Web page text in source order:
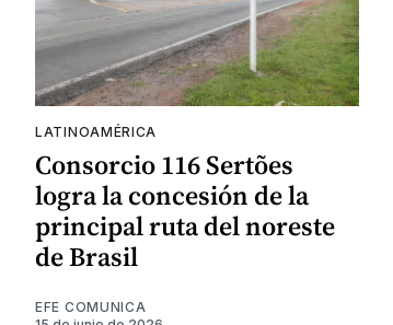
LATINOAMÉRICA
Consorcio 116 Sertões
logra la concesión de la
principal ruta del noreste
de Brasil
EFE COMUNICA